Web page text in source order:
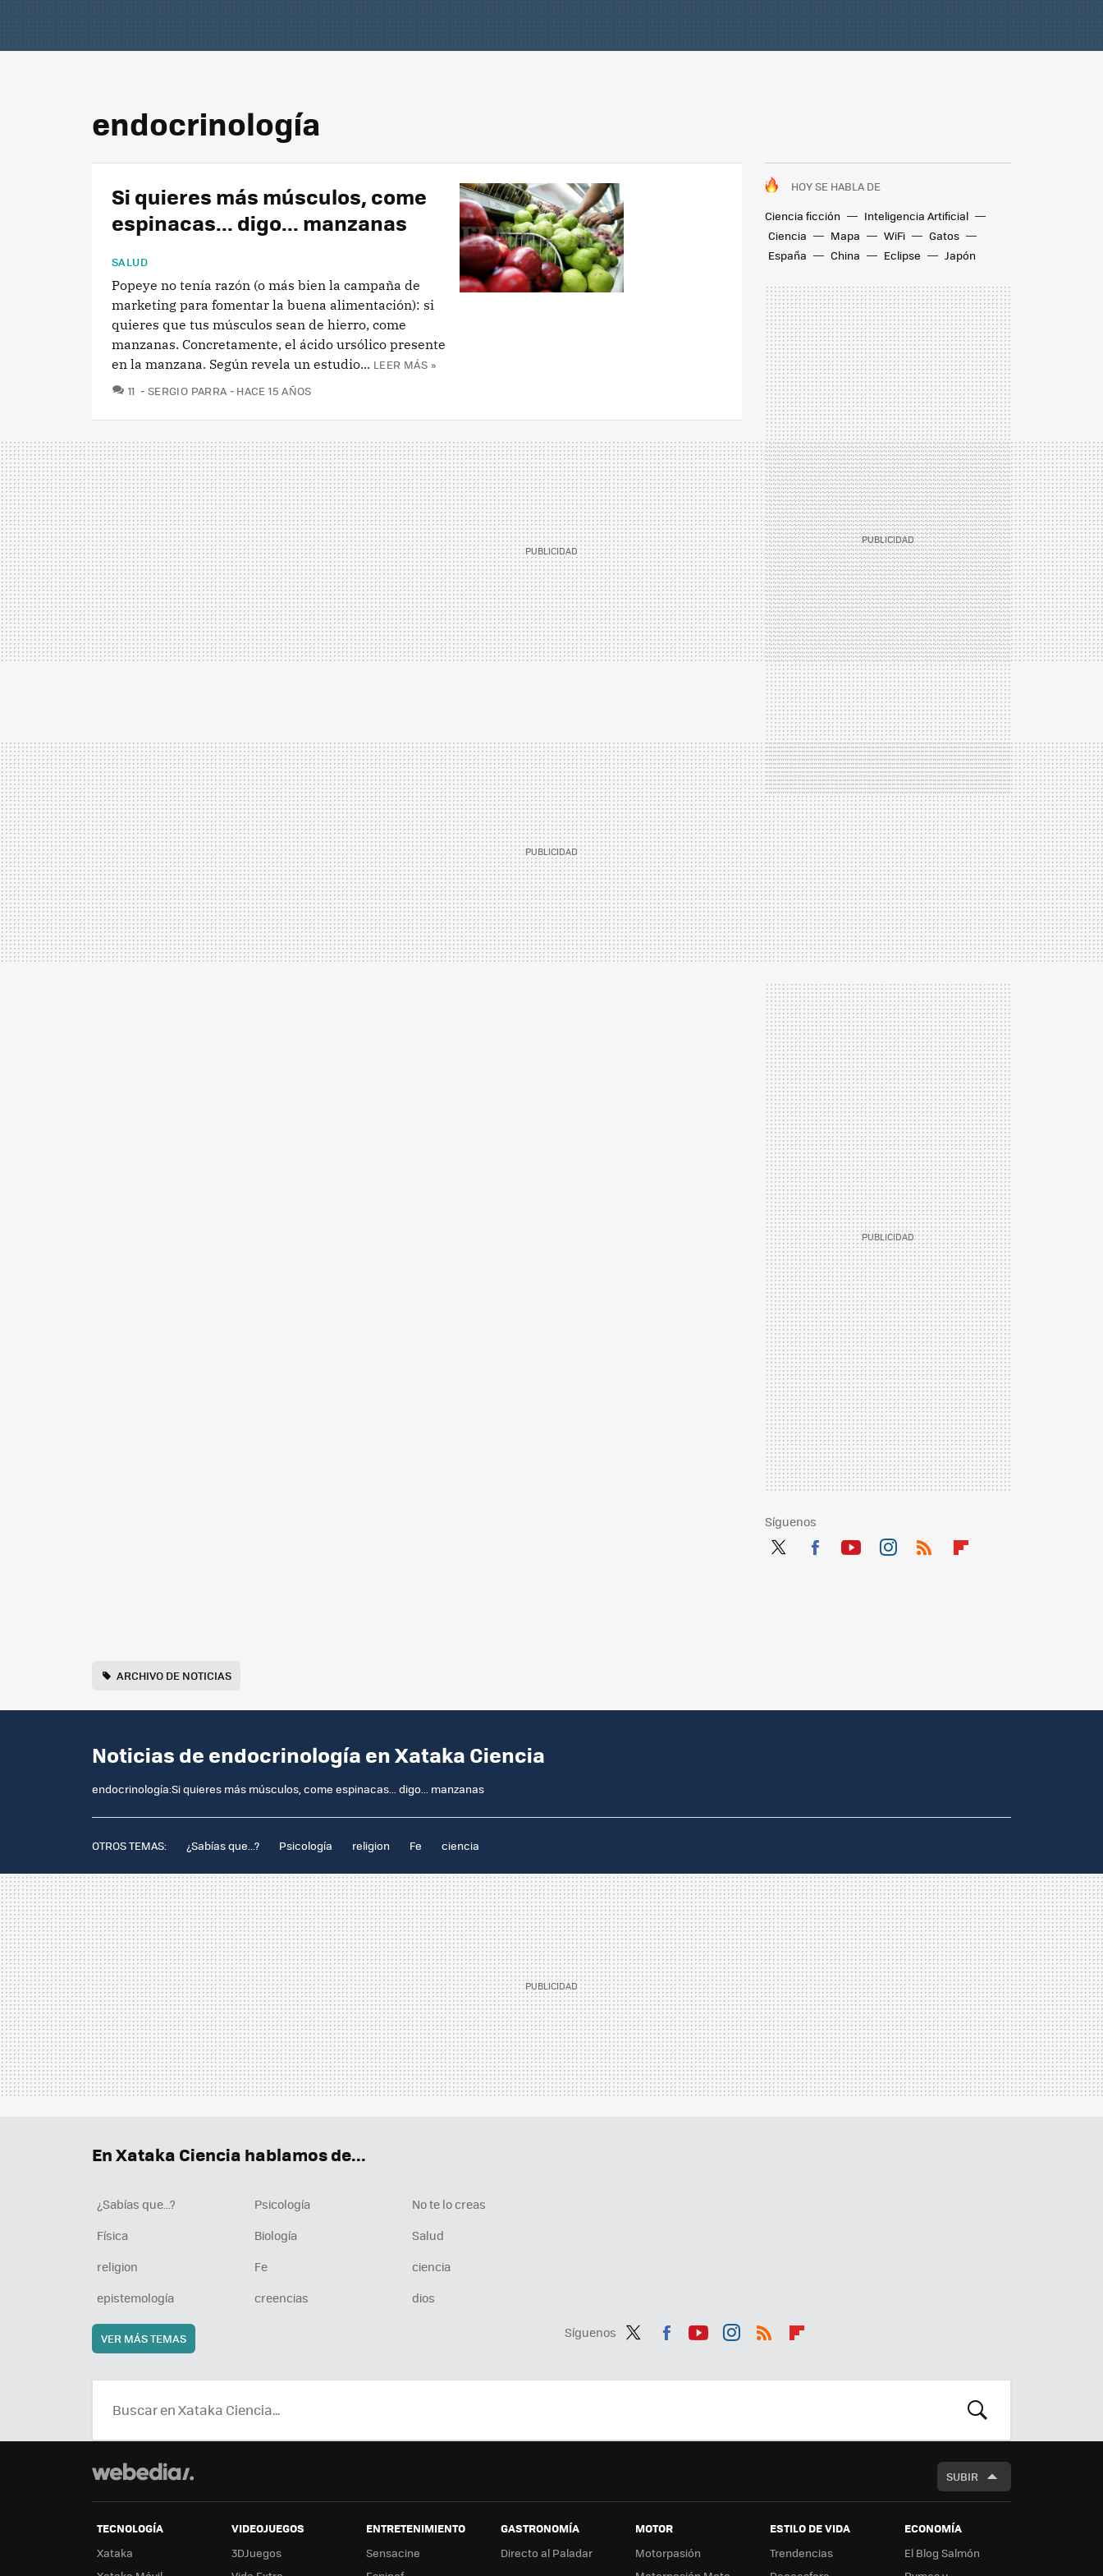
endocrinología
HOY SE HABLA DE
Ciencia ficción
Inteligencia Artificial
Ciencia
Mapa WiFi
Gatos
España
China Eclipse Japón
Si quieres más músculos, come
espinacas... digo... manzanas
SALUD
Popeye no tenía razón (o más bien la campaña de
marketing para fomentar la buena alimentación): si
quieres que tus músculos sean de hierro, come
manzanas. Concretamente, el ácido ursólico presente
en la manzana. Según revela un estudio... LEER MÁS »
11 COMENTARIOS
SERGIO PARRA HACE 15 AÑOS
Síguenos
ARCHIVO DE NOTICIAS
Noticias de endocrinología en Xataka Ciencia
endocrinología:Si quieres más músculos, come espinacas... digo... manzanas
OTROS TEMAS: ¿Sabías que...? Psicología religion Fe ciencia
Síguenos
ter
ebo tub agr
boa
En Xataka Ciencia hablamos de...
¿Sabías que...? Psicología
No te lo creas
Física
Biología
Salud
religion
Fe
ciencia
epistemología
creencias dios
VER MÁS TEMAS
BUSCAR
SUBIR
TECNOLOGÍA
Xataka
VIDEOJUEGOS
3DJuegos
ENTRETENIMIENTO
Sensacine
GASTRONOMÍA
Directo al Paladar
MOTOR
Motorpasión
ESTILO DE VIDA
Trendencias
ECONOMÍA
El Blog Salmón